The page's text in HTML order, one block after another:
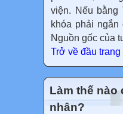
viện. Nếu bằng
khóa phải
Nguồn gốc của
Trở về đầu trang
Làm thế nào
nhân?